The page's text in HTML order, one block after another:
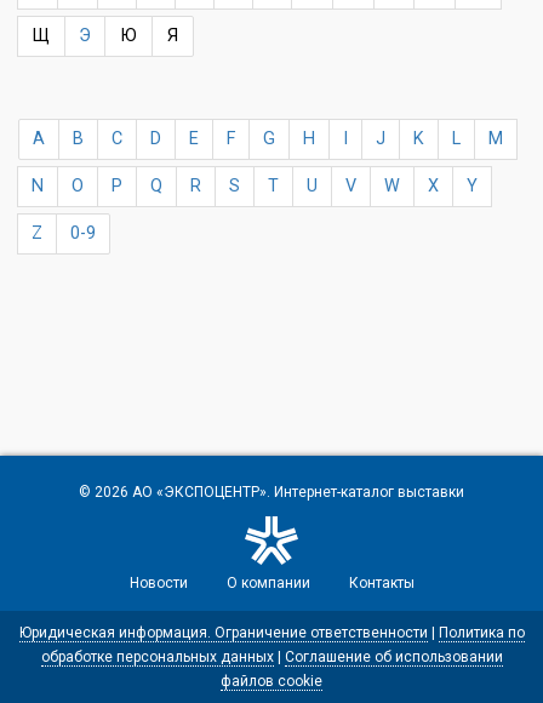
Щ Э Ю Я
A B C D E F G H J K L M
N O P Q R S T U V W X Y
Z 0-9
© 2026 АО «ЭКСПОЦЕНТР». Интернет-каталог выставки
Новости О компании Контакты
Юридическая информация. Ограничение ответственности
Политика по
обработке персональных данных| Соглашение об использовании
файлов cookie